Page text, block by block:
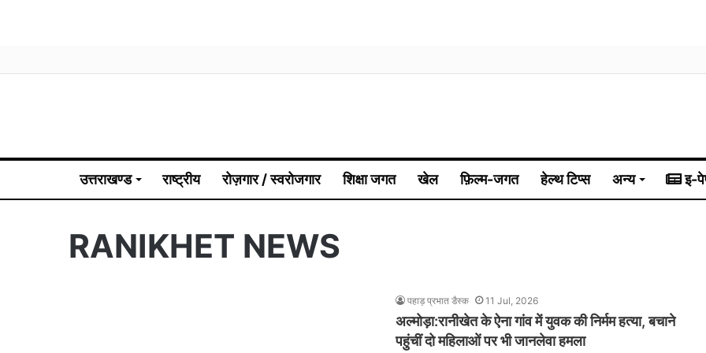
उत्तराखण्ड राष्ट्रीय रोज़गार / स्वरोजगार शिक्षा जगत खेल फ़िल्म-जगत हेल्थ टिप्स अन्य इ-
RANIKHET NEWS
पहाड़ प्रभात डैस्क 11 Jul, 2026
अल्मोड़ा:रानीखेत के ऐना गांव में युवक की निर्मम हत्या, बचाने
पहुंचीं दो महिलाओं पर भी जानलेवा हमला